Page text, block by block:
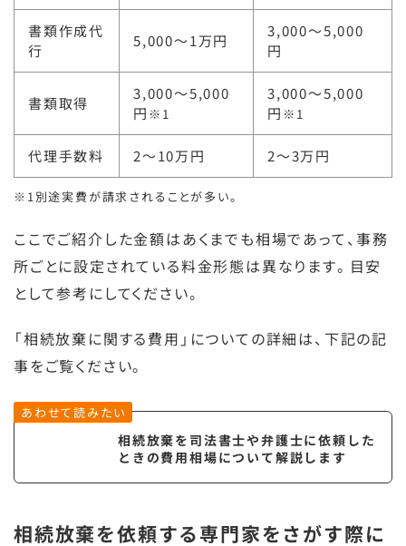
書類作成代
行
5,000〜1万円
3,000〜5,000
円
書類取得
3,000〜5,000
円 ※1
3,000〜5,000
円 ※1
代理手数料 2〜10万円 2〜3万円
※1別途実費が請求されることが多い。
ここでご紹介した金額はあくまでも相場であって、事務
所ごとに設定されている料金形態は異なります。目安
として参考にしてください。
「相続放棄に関する費用」についての詳細は、下記の記
事をご覧ください。
あわせて読みたい
相続放棄を司法書士や弁護士に依頼した
ときの費用相場について解説します
相続放棄を依頼する専門家をさがす際に